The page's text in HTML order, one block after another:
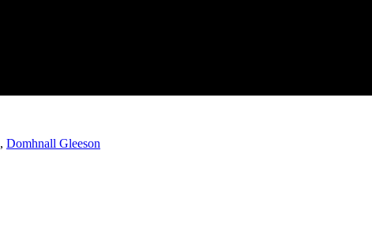
, Domhnall Gleeson